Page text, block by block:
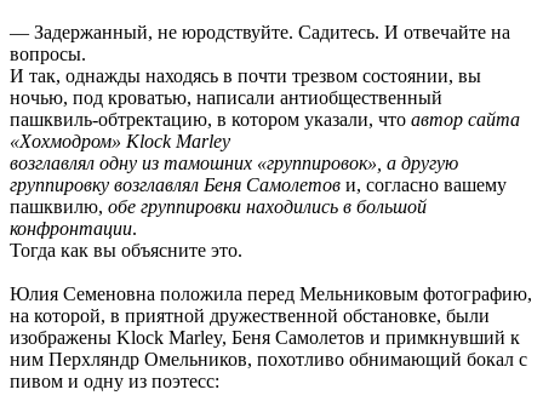
— Задержанный, не юродствуйте. Садитесь. И отвечайте на
вопросы.
И так, однажды находясь в почти трезвом состоянии, вы
ночью, под кроватью, написали антиобщественный
пашквиль-обтректацию, в котором указали, что автор сайта
«Хохмодром» Klock Marley
возглавлял одну из тамошних «группировок», а другую
группировку возглавлял Беня Самолетов и, согласно вашему
пашквилю, обе группировки находились в большой
конфронтации.
Тогда как вы объясните это.
Юлия Семеновна положила перед Мельниковым фотографию,
на которой, в приятной дружественной обстановке, были
изображены Klock Marley, Беня Самолетов и примкнувший к
ним Перхляндр Омельников, похотливо обнимающий бокал с
пивом и одну из поэтесс: